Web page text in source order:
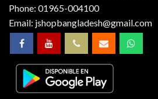
Phone: 01965-004100
Email: jshopbangladesh@gmail.com